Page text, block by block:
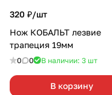
320 ₽/шт
Нож КОБАЛЬТ лезвие
трапеция 19мм
0 0 В наличии: 3 шт
В корзину